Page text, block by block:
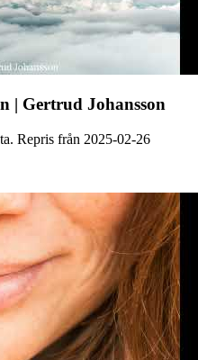
| Gertrud Johansson
Repris från 2025-02-26